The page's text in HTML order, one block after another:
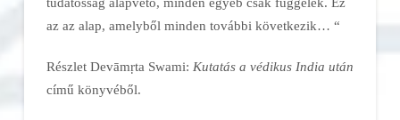
az az alap, amelyből minden további következik… “
Részlet Devāmṛta Swami: Kutatás a védikus India után
című könyvéből.